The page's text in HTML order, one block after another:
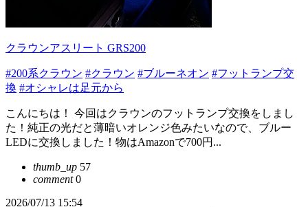
クラウンアスリート GRS200
#200系クラウン #クラウン #ブルーネオン #フットランプ交
換 #オシャレは足元から
こんにちは！ 今回はクラウンのフットランプ交換をしまし
た！純正の光だと薄暗いオレンジ色みたいなので、ブルー
LEDに交換しました！物はAmazonで700円...
thumb_up 57
comment0
2026/07/13 15:54